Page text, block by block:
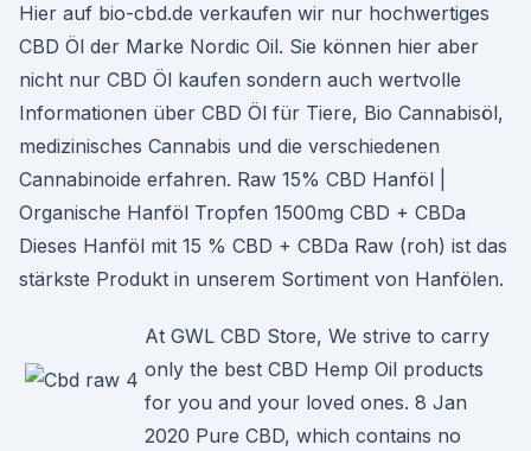
Hier auf bio-cbd.de verkaufen wir nur hochwertiges
CBD Öl der Marke Nordic Oil. Sie können hier aber
nicht nur CBD Öl kaufen sondern auch wertvolle
Informationen über CBD Öl für Tiere, Bio Cannabisöl,
medizinisches Cannabis und die verschiedenen
Cannabinoide erfahren. Raw 15% CBD Hanföl |
Organische Hanföl Tropfen 1500mg CBD + CBDa
Dieses Hanföl mit 15 % CBD + CBDa Raw (roh) ist das
stärkste Produkt in unserem Sortiment von Hanfölen.
At GWL CBD Store, We strive to carry
only the best CBD Hemp Oil products
for you and your loved ones. 8 Jan
2020 Pure CBD, which contains no